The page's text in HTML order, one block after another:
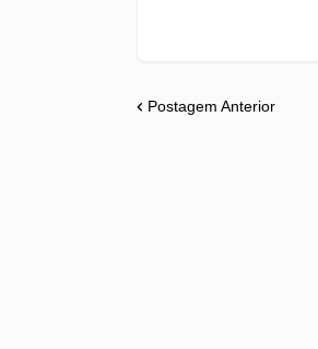
Postagem Anterior